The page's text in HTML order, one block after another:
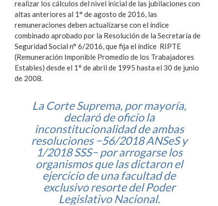
realizar los cálculos del nivel inicial de las jubilaciones con
altas anteriores al 1° de agosto de 2016, las
remuneraciones deben actualizarse con el índice
combinado aprobado por la Resolución de la Secretaría de
Seguridad Social n° 6/2016, que fija el índice RIPTE
(Remuneración Imponible Promedio de los Trabajadores
Estables) desde el 1° de abril de 1995 hasta el 30 de junio
de 2008.
La Corte Suprema, por mayoría,
declaró de oficio la
inconstitucionalidad de ambas
resoluciones −56/2018 ANSeS y
1/2018 SSS− por arrogarse los
organismos que las dictaron el
ejercicio de una facultad de
exclusivo resorte del Poder
Legislativo Nacional.